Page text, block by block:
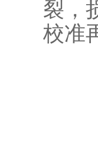
裂，
校准